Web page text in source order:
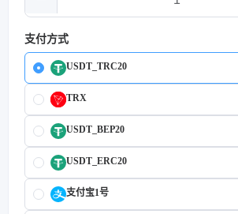
支付方式
USDT_TRC20
TRX
USDT_BEP20
USDT_ERC20
支付宝1号